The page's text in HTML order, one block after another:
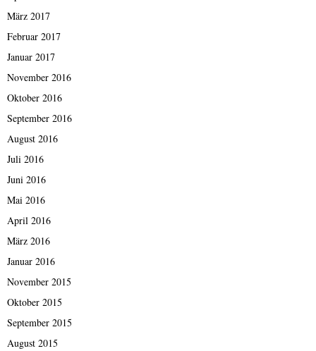
März 2017
Februar 2017
Januar 2017
November 2016
Oktober 2016
September 2016
August 2016
Juli 2016
Juni 2016
Mai 2016
April 2016
März 2016
Januar 2016
November 2015
Oktober 2015
September 2015
August 2015